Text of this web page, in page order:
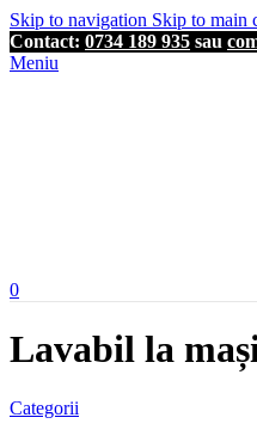
Skip to navigation Skip to main
Contact: 0734 189 935 sau
Meniu
0
Lavabil la
Categorii